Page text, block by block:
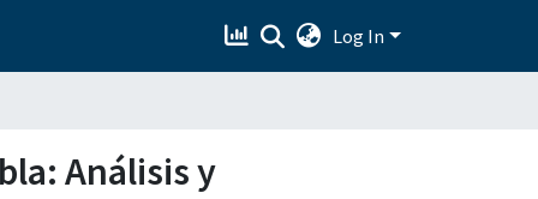
Log In
Análisis y